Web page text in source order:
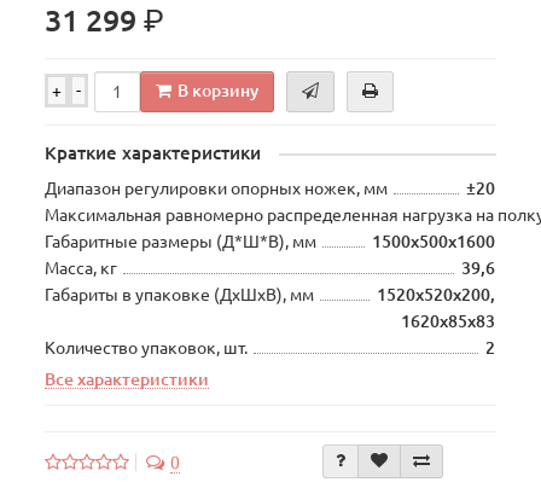
31 299р.
+ - В корзину
Краткие характеристики
Диапазон регулировки опорных ножек, мм
±20
Максимальная равномерно распределенная нагрузка на
Габаритные размеры (Д*Ш*В), мм
1500х500х1600
Масса, кг
39,6
Габариты в упаковке (ДхШхВ), мм
1520х520х200,
1620х85х83
Количество упаковок, шт.
2
Все характеристики
0